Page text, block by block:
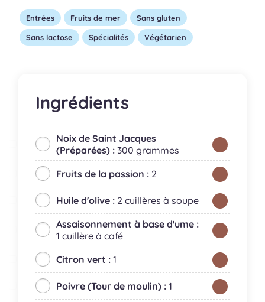
Entrées Fruits de mer Sans gluten
Sans lactose Spécialités Végétarien
Ingrédients
Noix de Saint Jacques
(Préparées) : 300 grammes
Fruits de la passion : 2
Huile d'olive : 2 cuillères à soupe
Assaisonnement à base d'ume :
1 cuillère à café
Citron vert : 1
Poivre (Tour de moulin) : 1